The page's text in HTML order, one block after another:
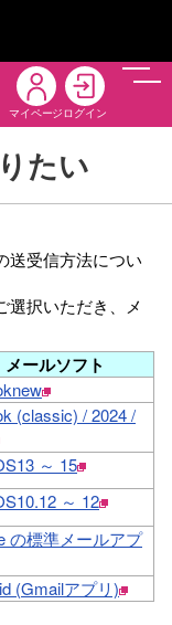
マイページ ログイン
メニ
たい
送受信方法につい
選択いただき、メ
メールソフト
(classic) / 2024 /
～ 15
～ 12
の標準メールアプ
(Gmailアプリ)